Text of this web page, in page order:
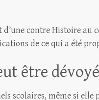
contre Histoire au
de ce qui a été
être
scolaires, même si elle